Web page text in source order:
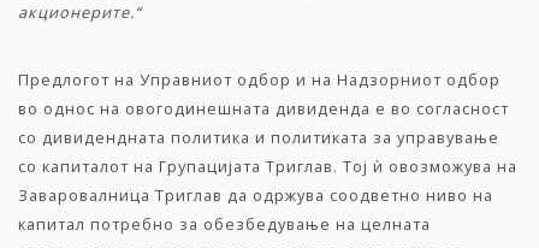
акционерите.“
Предлогот на Управниот одбор и на Надзорниот одбор
во однос на овогодинешната дивиденда е во согласност
со дивидендната политика и политиката за управување
со капиталот на Групацијата Триглав. Тој ѝ овозможува на
Заваровалница Триглав да одржува соодветно ниво на
капитал потребно за обезбедување на целната